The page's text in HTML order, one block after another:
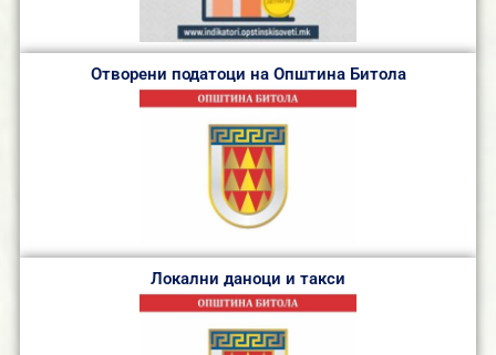
Отворени податоци на Општина Битола
Локални даноци и такси